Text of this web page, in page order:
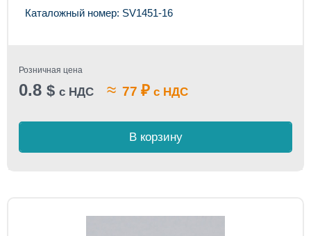
Каталожный номер: SV1451-16
Розничная цена
0.8 $ с НДС ≈ 77 ₽ с НДС
В корзину